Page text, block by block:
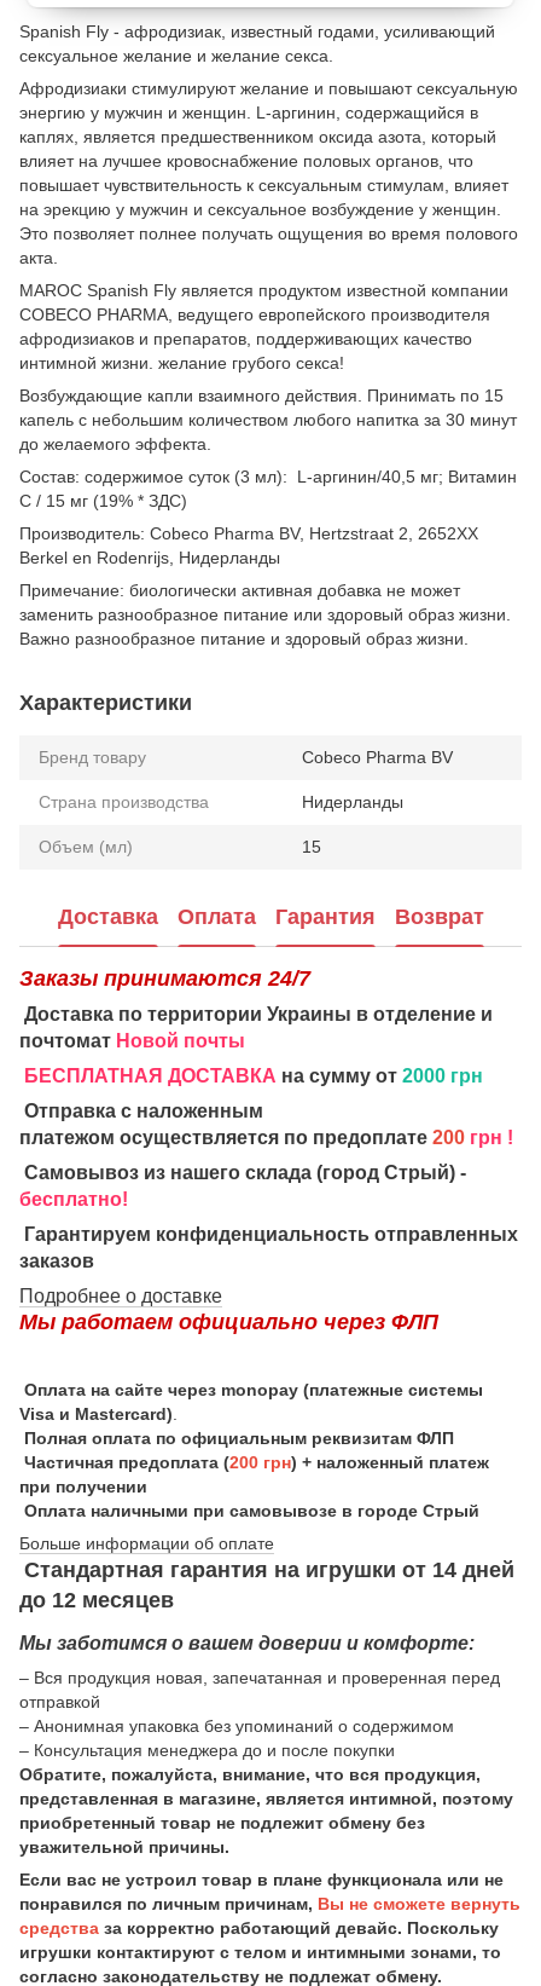
Spanish Fly - афродизиак, известный годами, усиливающий
сексуальное желание и желание секса.
Афродизиаки стимулируют желание и повышают сексуальную
энергию у мужчин и женщин. L-аргинин, содержащийся в
каплях, является предшественником оксида азота, который
влияет на лучшее кровоснабжение половых органов, что
повышает чувствительность к сексуальным стимулам, влияет
на эрекцию у мужчин и сексуальное возбуждение у женщин.
Это позволяет полнее получать ощущения во время полового
акта.
MAROC Spanish Fly является продуктом известной компании
COBECO PHARMA, ведущего европейского производителя
афродизиаков и препаратов, поддерживающих качество
интимной жизни. желание грубого секса!
Возбуждающие капли взаимного действия. Принимать по 15
капель с небольшим количеством любого напитка за 30 минут
до желаемого эффекта.
Состав: содержимое суток (3 мл): L-аргинин/40,5 мг; Витамин
С / 15 мг (19% * ЗДС)
Производитель: Cobeco Pharma BV, Hertzstraat 2, 2652XX
Berkel en Rodenrijs, Нидерланды
Примечание: биологически активная добавка не может
заменить разнообразное питание или здоровый образ жизни.
Важно разнообразное питание и здоровый образ жизни.
Характеристики
Бренд товару Cobeco Pharma BV
Страна производства Нидерланды
Объем (мл) 15
Доставка Оплата Гарантия Возврат
Заказы принимаются 24/7
Доставка по территории Украины в отделение и
почтомат Новой почты
БЕСПЛАТНАЯ ДОСТАВКА на сумму от 2000 грн
Отправка с наложенным
платежом осуществляется по предоплате 200 грн !
Самовывоз из нашего склада (город Стрый) -
бесплатно!
Гарантируем конфиденциальность отправленных
заказов
Подробнее о доставке
Мы работаем официально через ФЛП
Оплата на сайте через monopay (платежные системы
Visa и Mastercard).
Полная оплата по официальным реквизитам ФЛП
Частичная предоплата (200 грн) + наложенный платеж
при получении
Оплата наличными при самовывозе в городе Стрый
Больше информации об оплате
Стандартная гарантия на игрушки от 14 дней
до 12 месяцев
Мы заботимся о вашем доверии и комфорте:
– Вся продукция новая, запечатанная и проверенная перед
отправкой
– Анонимная упаковка без упоминаний о содержимом
– Консультация менеджера до и после покупки
Обратите, пожалуйста, внимание, что вся продукция,
представленная в магазине, является интимной, поэтому
приобретенный товар не подлежит обмену без
уважительной причины.
Если вас не устроил товар в плане функционала или не
понравился по личным причинам, Вы не сможете вернуть
средства за корректно работающий девайс. Поскольку
игрушки контактируют с телом и интимными зонами, то
согласно законодательству не подлежат обмену.